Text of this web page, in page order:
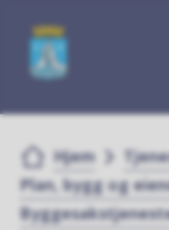
Forsiden
Du er her:
Hjem
Plan, bygg og